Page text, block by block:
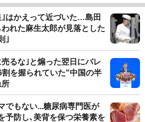
｣はかえって近づいた…島田
れた麻生太郎が見落とした
｣
るな｣と煽った翌日にバレ
を握られていた"中国の半
でもない...糖尿病専門医が
予防し､美背を保つ栄養素を